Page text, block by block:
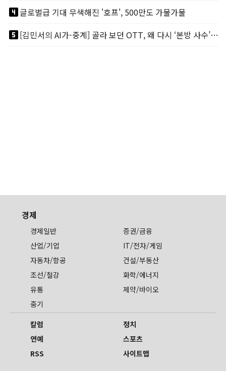
looks_4글로벌급 기대 무색해진 '호프', 500만도 가물가물
looks_5
[김민서의 AI가-중계] 골라 보던 OTT, 왜 다시 ‘본방 사수’를 부르나
경제
경제일반
증권/금융
산업/기업
IT/전자/게임
자동차/항공
건설/부동산
조선/철강
화학/에너지
유통
제약/바이오
중기
칼럼
정치
연예
스포츠
RSS
사이트맵